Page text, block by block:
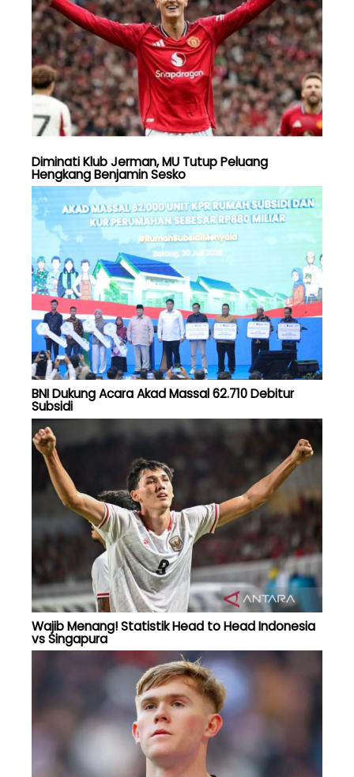
Diminati Klub Jerman, MU Tutup Peluang
Hengkang Benjamin Sesko
BNI Dukung Acara Akad Massal 62.710 Debitur
Subsidi
Wajib Menang! Statistik Head to Head Indonesia
vs Singapura